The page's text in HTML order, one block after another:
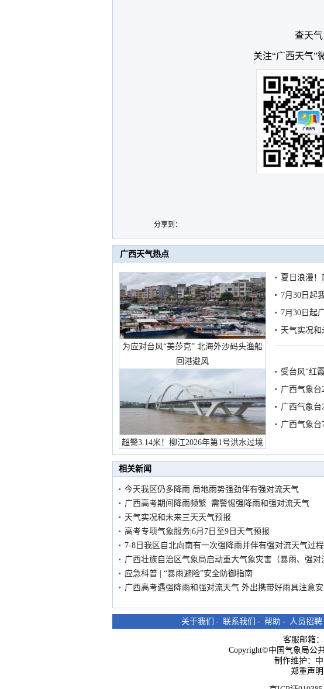
查天气
关注“广西天气”
分享到：
广西天气热点
为应对台风“美莎克” 北海外沙码头渔船
回港避风
超警3.14米！柳江2026年第1号洪水过境
市民在堤岸见证汛况
夏日浪漫
7月30日起
7月30日起
天气实况和
受台风“红
有较强降雨
广西气象台
广西气象台
预警
广西气象台
相关新闻
今天我区仍多降雨 局地雨势强劲伴有强对流天气
广西高考期间降雨频繁 需警惕强降雨和强对流天气
天气实况和未来三天天气预报
高考专项气象服务|6月7日至9日天气预报
7-8日我区自北向南有一次强降雨并伴有强对流天气过程
广西壮族自治区气象局启动重大气象灾害（暴雨、强
应急科普 | “暴雨避险”安全防御指南
广西高考遇强降雨和强对流天气 外出携带好雨具注意
关于我们 - 联系我们 - 帮助 - 人员招聘
客服邮箱：
Copyright©中国气象局公
制作维护：
郑重声